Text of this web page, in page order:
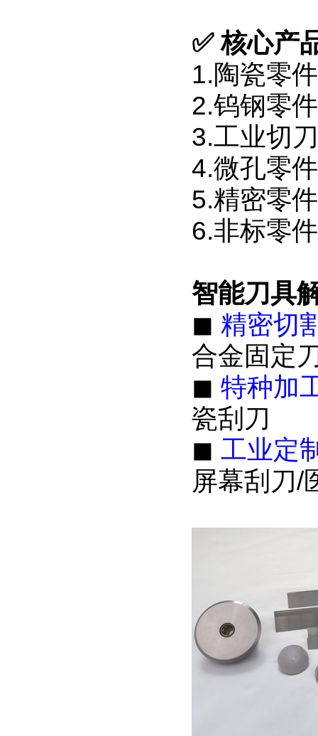
✅核心产
1.陶瓷零
2.钨钢零
3.工业切
4.微孔零
5.精密零
6.非标零
智能刀具
◼ 精密切
合金固定
◼ 特种加
瓷刮刀
◼ 工业定
屏幕刮刀/